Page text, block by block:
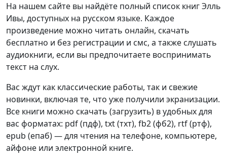
На нашем сайте вы найдёте полный список книг Элль
Ивы, доступных на русском языке. Каждое
произведение можно читать онлайн, скачать
бесплатно и без регистрации и смс, а также слушать
аудиокниги, если вы предпочитаете воспринимать
текст на слух.
Вас ждут как классические работы, так и свежие
новинки, включая те, что уже получили экранизации.
Все книги можно скачать (загрузить) в удобных для
вас форматах: pdf (пдф), txt (тхт), fb2 (фб2), rtf (ртф),
epub (епаб) — для чтения на телефоне, компьютере,
айфоне или электронной книге.